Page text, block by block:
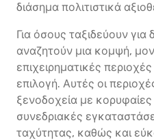
διάσημα πολιτιστικά
Για όσους ταξιδεύουν για
αναζητούν μια κομψή,
επιχειρηματικές
επιλογή. Αυτές οι
ξενοδοχεία με
συνεδριακές
ταχύτητας, καθώς και